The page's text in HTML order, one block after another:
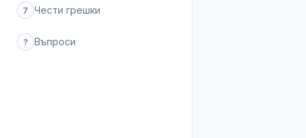
7 Чести грешки
? Въпроси